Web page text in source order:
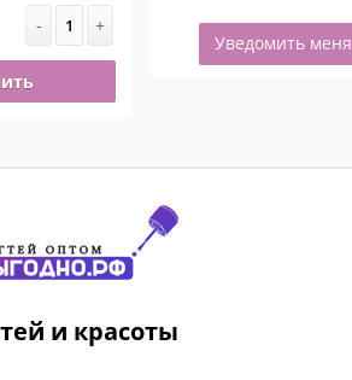
- +
Уведомить меня
и красоты